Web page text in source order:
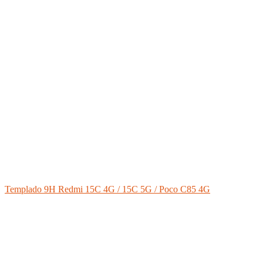
Templado 9H Redmi 15C 4G / 15C 5G / Poco C85 4G